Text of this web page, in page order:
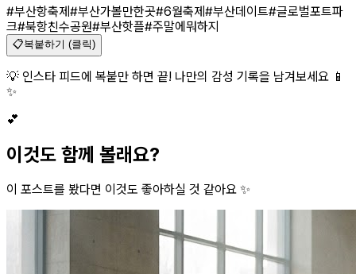
#부산항축제#부산가볼만한곳#6월축제#부산데이트#글로벌포트파
크#북항친수공원#부산핫플#주말에뭐하지
📋복붙하기 (클릭)
💡 인스타 피드에 복붙만 하면 끝! 나만의 감성 기록을 남겨보세요 📱
✨
💕
이것도 함께 볼래요?
이 포스트를 봤다면 이것도 좋아하실 것 같아요 ✨